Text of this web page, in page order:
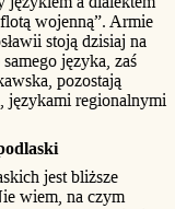
wojenną”. Armie
stoją dzisiaj na
języka, zaś
pozostają
językami regionalnymi
jest bliższe
wiem, na czym